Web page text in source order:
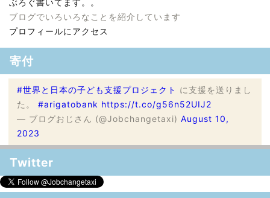
ぶろぐ書いてます。。
ブログでいろいろなことを紹介しています
プロフィールにアクセス
寄付
#世界と日本の子ども支援プロジェクト に支援を送りまし
た。 #arigatobank https://t.co/g56n52UIJ2
— ブログおじさん (@Jobchangetaxi) August 10,
2023
Twitter